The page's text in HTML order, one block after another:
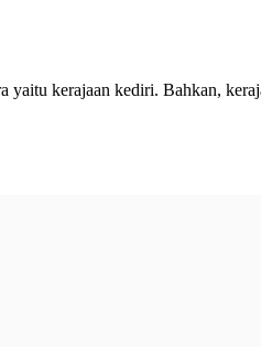
yaitu kerajaan kediri. Bahkan,